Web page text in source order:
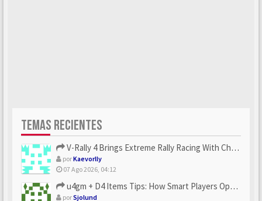
TEMAS RECIENTES
V-Rally 4 Brings Extreme Rally Racing With Challenging Track...
porKaevorlly
07 Ago 2026, 04:12
u4gm + D4 Items Tips: How Smart Players Optimize Gear, Build...
porSjolund